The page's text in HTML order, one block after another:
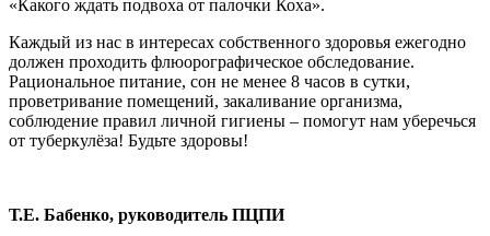
«Какого ждать подвоха от палочки Коха».
Каждый из нас в интересах собственного здоровья ежегодно
должен проходить флюорографическое обследование.
Рациональное питание, сон не менее 8 часов в сутки,
проветривание помещений, закаливание организма,
соблюдение правил личной гигиены – помогут нам уберечься
от туберкулёза! Будьте здоровы!
Т.Е. Бабенко, руководитель ПЦПИ